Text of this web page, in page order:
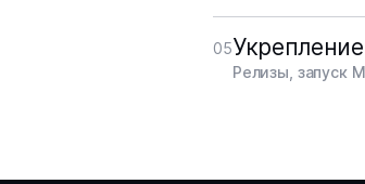
05
Релизы, запуск